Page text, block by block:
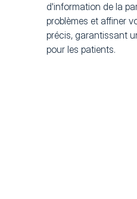
d'information de la
problèmes et affiner
précis, garantissant
pour les patients.